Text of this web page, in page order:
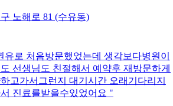
노해로 81 (수유동)
유로 처음방문했었는데 생각보다병원이
선생님도 친절해서 예약후 재방문하게
고가서그런지 대기시간 오래기다리지
진료를받을수있었어요 "